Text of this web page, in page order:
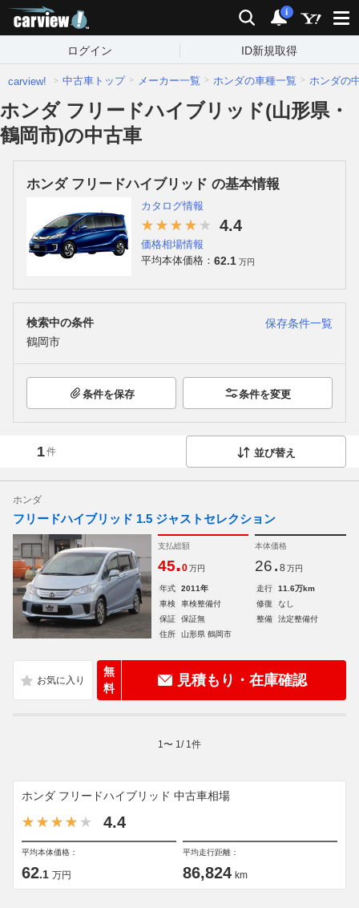
検索 通知
i
ログイン ID新規取得
carview! 中古車トップ メーカー一覧 ホンダの車種一覧 ホンダの
ホンダ フリードハイブリッド(山形県・
鶴岡市)の中古車
ホンダ フリードハイブリッド の基本情報
カタログ情報
4.4
価格相場情報
平均本体価格： 62.1 万円
検索中の条件
保存条件一覧
鶴岡市
条件を保存 条件を変更
1件 並び替え
ホンダ
フリードハイブリッド 1.5 ジャストセレクション
支払総額
45.0 万円
本体価格
26. 8 万円
年式 2011年 走行
11.6万km
車検
車検整備付 修復
なし
保証
保証無 整備
法定整備付
住所
山形県 鶴岡市
無
料
見積もり・在庫確認
1 〜 1 / 1 件
ホンダ フリードハイブリッド 中古車相場
4.4
平均本体価格：
62.1 万円
平均走行距離：
86,824 km